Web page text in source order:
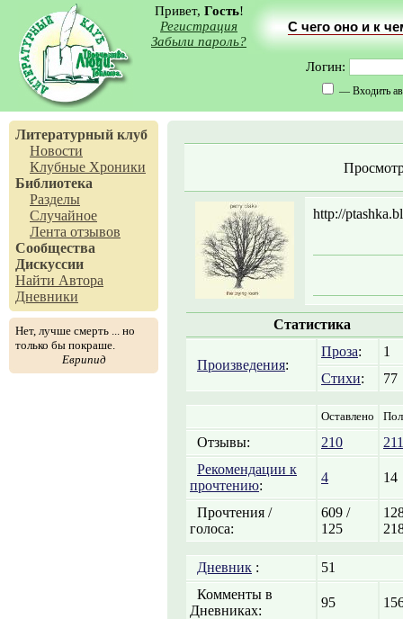
Привет, Гость!
Регистрация
Забыли пароль?
С чего оно и к
Логин:
— Входить
Литературный клуб
Новости
Клубные Хроники
Библиотека
Разделы
Случайное
Лента отзывов
Сообщества
Дискуссии
Найти Автора
Дневники
Нет, лучше смерть ... но
только бы покраше.
Еврипид
http://
Статистика
Произведения:
Проза:
1
Стихи: 77
Оставлено
Отзывы: 210
211
Рекомендации к
прочтению:
4 14
Прочтения /
голоса:
609 /
125
Дневник :
51
Комменты в
Дневниках:
95